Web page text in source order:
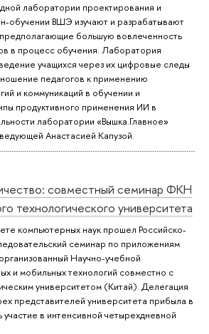
лаборатории проектирования и
обучении ВШЭ изучают и разрабатывают
большую вовлеченность
в процесс обучения. Лаборатория
учащихся через их цифровые следы
педагогов к применению
и коммуникаций в обучении и
продуктивного применения ИИ в
лаборатории «Вышка.Главное»
Анастасией Капузой.
совместный семинар ФКН
технологического университета
компьютерных наук прошел Российско-
семинар по приложениям
Научно-учебной
и мобильных технологий совместно с
университетом (Китай). Делегация
представителей университета прибыла в
в интенсивной четырехдневной